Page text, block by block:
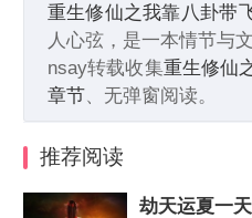
重生修仙之我靠八卦带
人心弦，是一本情节与
nsay转载收集重生修仙
章节、无弹窗阅读。
推荐阅读
劫天运夏一